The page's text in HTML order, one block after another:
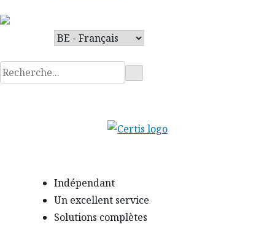
Rechercher
:
Indépendant
Un excellent service
Solutions complètes